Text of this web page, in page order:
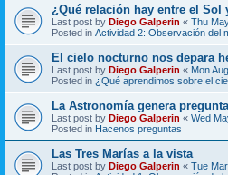
¿Qué relación hay entre el Sol
Last post by Diego Galperin « Thu
Posted in Actividad 2: Observación del
El cielo nocturno nos depara
Last post by Diego Galperin « Mon
Posted in ¿Qué aprendimos sobre el
La Astronomía genera
Last post by Diego Galperin « Wed
Posted in Hacenos preguntas
Las Tres Marías a la vista
Last post by Diego Galperin « Tue